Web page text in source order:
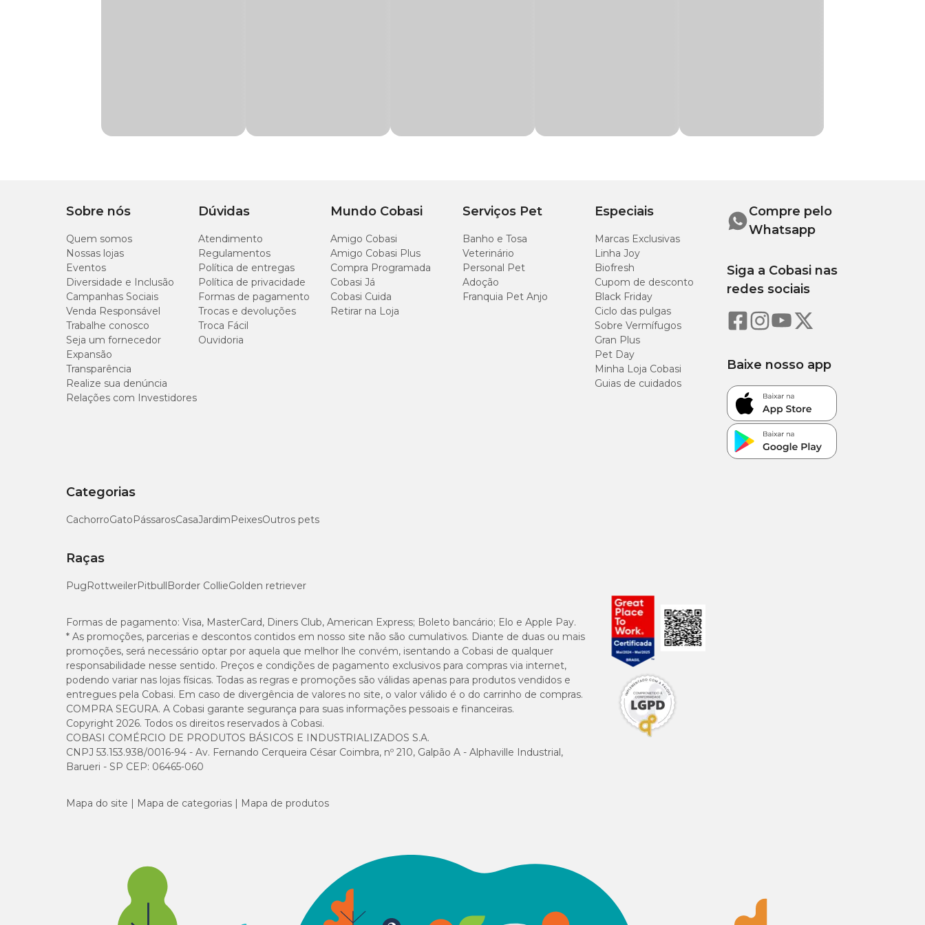
Sobre nós
Quem somos
Nossas lojas
Eventos
Diversidade e Inclusão
Campanhas Sociais
Venda Responsável
Trabalhe conosco
Seja um fornecedor
Expansão
Transparência
Realize sua denúncia
Relações com Investidores
Dúvidas
Atendimento
Regulamentos
Política de entregas
Política de privacidade
Formas de pagamento
Trocas e devoluções
Troca Fácil
Ouvidoria
Mundo Cobasi
Amigo Cobasi
Amigo Cobasi Plus
Compra Programada
Cobasi Já
Cobasi Cuida
Retirar na Loja
Serviços Pet
Banho e Tosa
Veterinário
Personal Pet
Adoção
Franquia Pet Anjo
Especiais
Marcas Exclusivas
Linha Joy
Biofresh
Cupom de desconto
Black Friday
Ciclo das pulgas
Sobre Vermífugos
Gran Plus
Pet Day
Minha Loja Cobasi
Guias de cuidados
Categorias
CachorroGatoPássarosCasaJardimPeixesOutros pets
Raças
PugRottweilerPitbullBorder CollieGolden retriever
Compre pelo
Whatsapp
Siga a Cobasi nas
redes sociais
Baixe nosso app
Formas de pagamento: Visa, MasterCard, Diners Club, American Express; Boleto bancário; Elo e Apple Pay.
* As promoções, parcerias e descontos contidos em nosso site não são cumulativos. Diante de duas ou mais
promoções, será necessário optar por aquela que melhor lhe convém, isentando a Cobasi de qualquer
responsabilidade nesse sentido. Preços e condições de pagamento exclusivos para compras via internet,
podendo variar nas lojas físicas. Todas as regras e promoções são válidas apenas para produtos vendidos e
entregues pela Cobasi. Em caso de divergência de valores no site, o valor válido é o do carrinho de compras.
COMPRA SEGURA. A Cobasi garante segurança para suas informações pessoais e financeiras.
Copyright 2026. Todos os direitos reservados à Cobasi.
COBASI COMÉRCIO DE PRODUTOS BÁSICOS E INDUSTRIALIZADOS S.A.
CNPJ 53.153.938/0016-94 - Av. Fernando Cerqueira César Coimbra, nº 210, Galpão A - Alphaville Industrial,
Barueri - SP CEP: 06465-060
Mapa do site Mapa de categorias Mapa de produtos